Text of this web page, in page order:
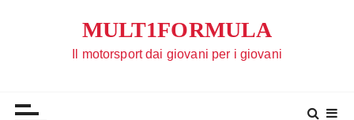
MULT1FORMULA
Il motorsport dai giovani per i giovani